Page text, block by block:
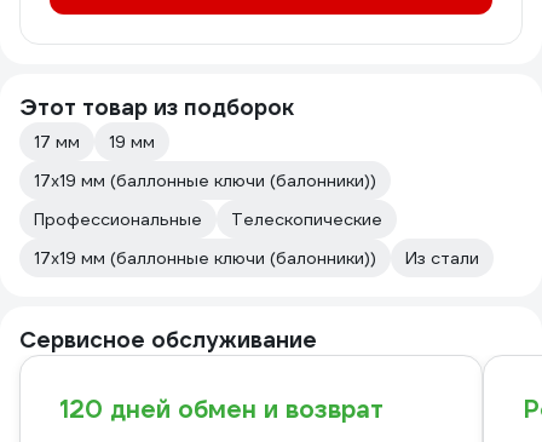
Этот товар из подборок
17 мм
19 мм
17х19 мм (баллонные ключи (балонники))
Профессиональные
Телескопические
17х19 мм (баллонные ключи (балонники))
Из стали
Сервисное обслуживание
120 дней обмен и возврат